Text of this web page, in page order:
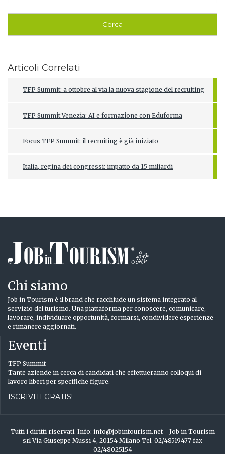
Articoli Correlati
TFP Summit: a ottobre al via la nuova stagione del recruiting
TFP Summit Venezia: AI e formazione con Eduforma
Focus TFP Summit: il recruiting è già iniziato
Italia, regina dei congressi: impatto da 15 miliardi
Chi siamo
Job in Tourism è il brand che racchiude un sistema integrato al
servizio del turismo. Una piattaforma per conoscere, comunicare,
lavorare, individuare opportunità, formarsi, condividere esperienze
e rimanere aggiornati.
Eventi
TFP Summit
Tante aziende in cerca di candidati che effettueranno colloqui di
lavoro liberi per specifiche figure.
ISCRIVITI GRATIS!
Tutti i diritti riservati. Info: info@jobintourism.net - Job in Tourism
srl Via Giuseppe Mussi 4, 20154 Milano Tel. 02/48519477 fax
02/48025154